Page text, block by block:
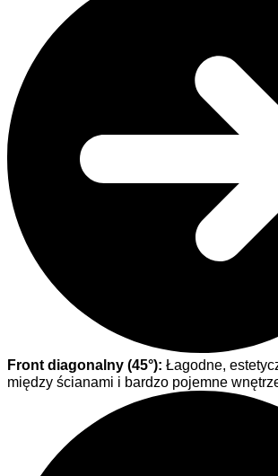
Front diagonalny (45°): Łagodne,
między ścianami i bardzo pojemne